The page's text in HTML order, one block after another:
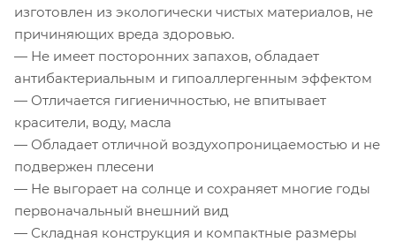
изготовлен из экологически чистых материалов, не
причиняющих вреда здоровью.
— Не имеет посторонних запахов, обладает
антибактериальным и гипоаллергенным эффектом
— Отличается гигиеничностью, не впитывает
красители, воду, масла
— Обладает отличной воздухопроницаемостью и не
подвержен плесени
— Не выгорает на солнце и сохраняет многие годы
первоначальный внешний вид
— Складная конструкция и компактные размеры